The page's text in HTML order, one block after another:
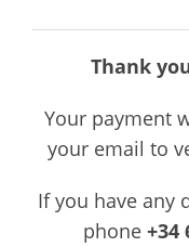
RUTAS EN BARCO
EVENTOS
CONTACTO
Thank
Your payment
your email to
If you have any
phone +34